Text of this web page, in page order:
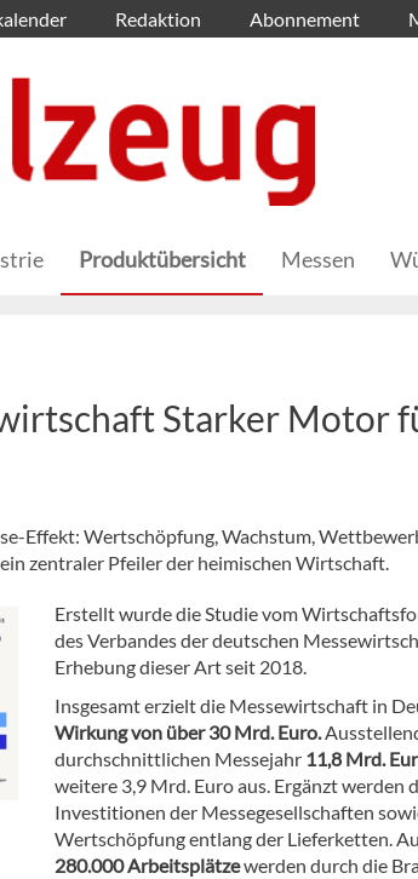
Redaktion Abonnement
Produktübersicht Messen
Starker Motor
Effekt: Wertschöpfung, Wachstum,
zentraler Pfeiler der heimischen Wirtschaft.
Erstellt wurde die Studie vom
des Verbandes der deutschen
Erhebung dieser Art seit 2018.
Insgesamt erzielt die Messewirtschaft in
Wirkung von über 30 Mrd. Euro.
durchschnittlichen Messejahr 11,8 Mrd.
weitere 3,9 Mrd. Euro aus. Ergänzt werden
Investitionen der Messegesellschaften
Wertschöpfung entlang der Lieferketten.
280.000 Arbeitsplätzewerden durch die